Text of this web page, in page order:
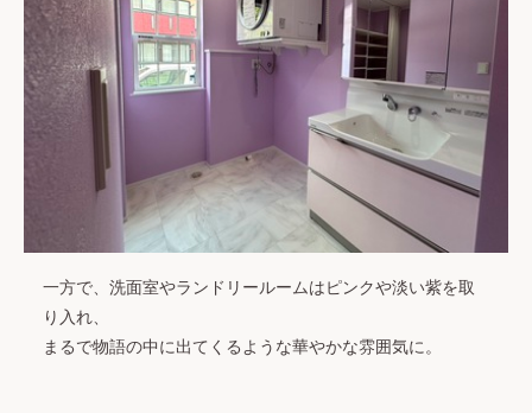
一方で、洗面室やランドリールームはピンクや淡い紫を取
り入れ、
まるで物語の中に出てくるような華やかな雰囲気に。